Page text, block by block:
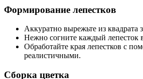
Формирование лепестков
Аккуратно вырежьте из
Нежно согните каждый лепесток
Обработайте края лепестков с
реалистичными.
Сборка цветка